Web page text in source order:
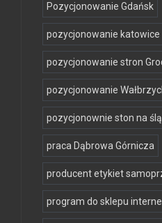
Pozycjonowanie Gdańsk
pozycjonowanie katowice
pozycjonowanie stron
pozycjonowanie
pozycjonownie ston na
praca Dąbrowa Górnicza
producent etykiet
program do sklepu